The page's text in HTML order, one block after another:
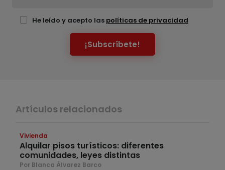
He leído y acepto las políticas de privacidad
¡Subscríbete!
Artículos relacionados
Vivienda
Alquilar pisos turísticos: diferentes
comunidades, leyes distintas
Por Blanca Álvarez Barco